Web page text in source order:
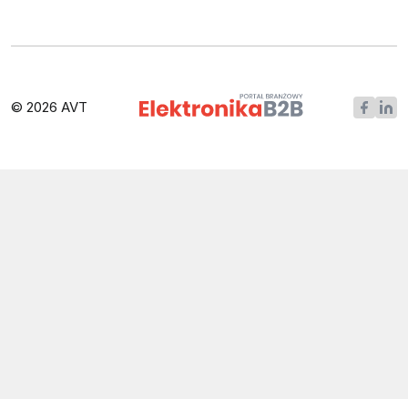
© 2026 AVT